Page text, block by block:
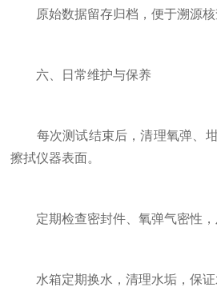
原始数据留存归档，便于溯源核
六、日常维护与保养
每次测试结束后，清理氧弹、坩
擦拭仪器表面。
定期检查密封件、氧弹气密性，
水箱定期换水，清理水垢，保证